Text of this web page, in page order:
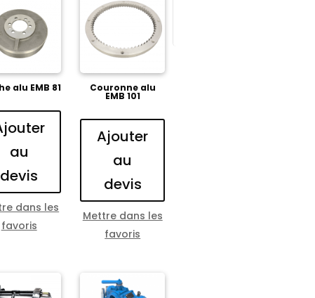
alu EMB 81
au
devis
dans les
favoris
Couronne alu
EMB 101
Ajouter
au
devis
Mettre dans les
favoris